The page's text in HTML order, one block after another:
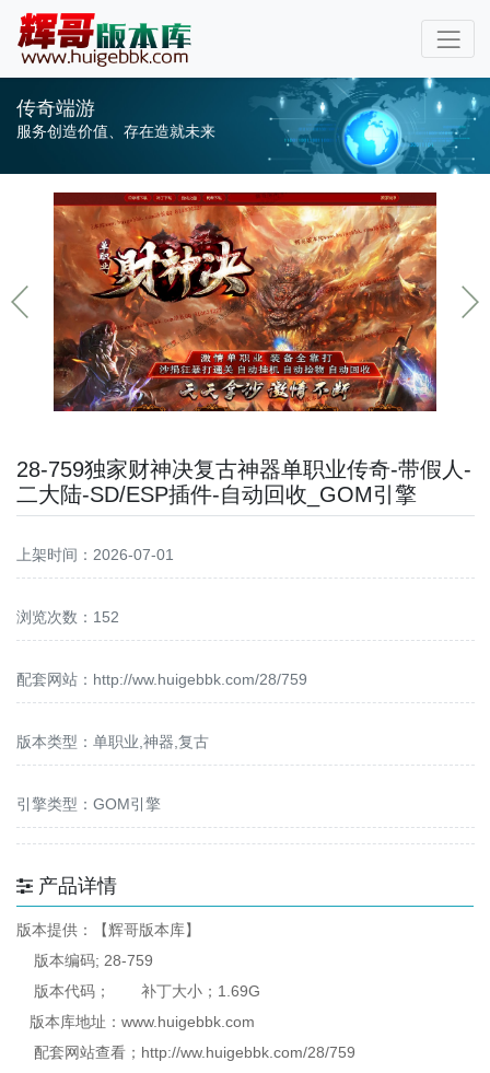
传奇端游
服务创造价值、存在造就未来
28-759独家财神决复古神器单职业传奇-带假人-
二大陆-SD/ESP插件-自动回收_GOM引擎
上架时间：2026-07-01
浏览次数：152
配套网站： http://ww.huigebbk.com/28/759
版本类型：单职业,神器,复古
引擎类型：GOM引擎
产品详情
版本提供：【辉哥版本库】
版本编码; 28-759
版本代码； 补丁大小；1.69G
版本库地址：www.huigebbk.com
配套网站查看；http://ww.huigebbk.com/28/759